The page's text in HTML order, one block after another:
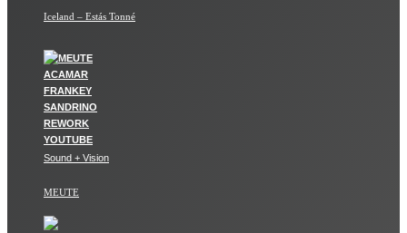
Iceland – Estás Tonné
Sound + Vision
MEUTE